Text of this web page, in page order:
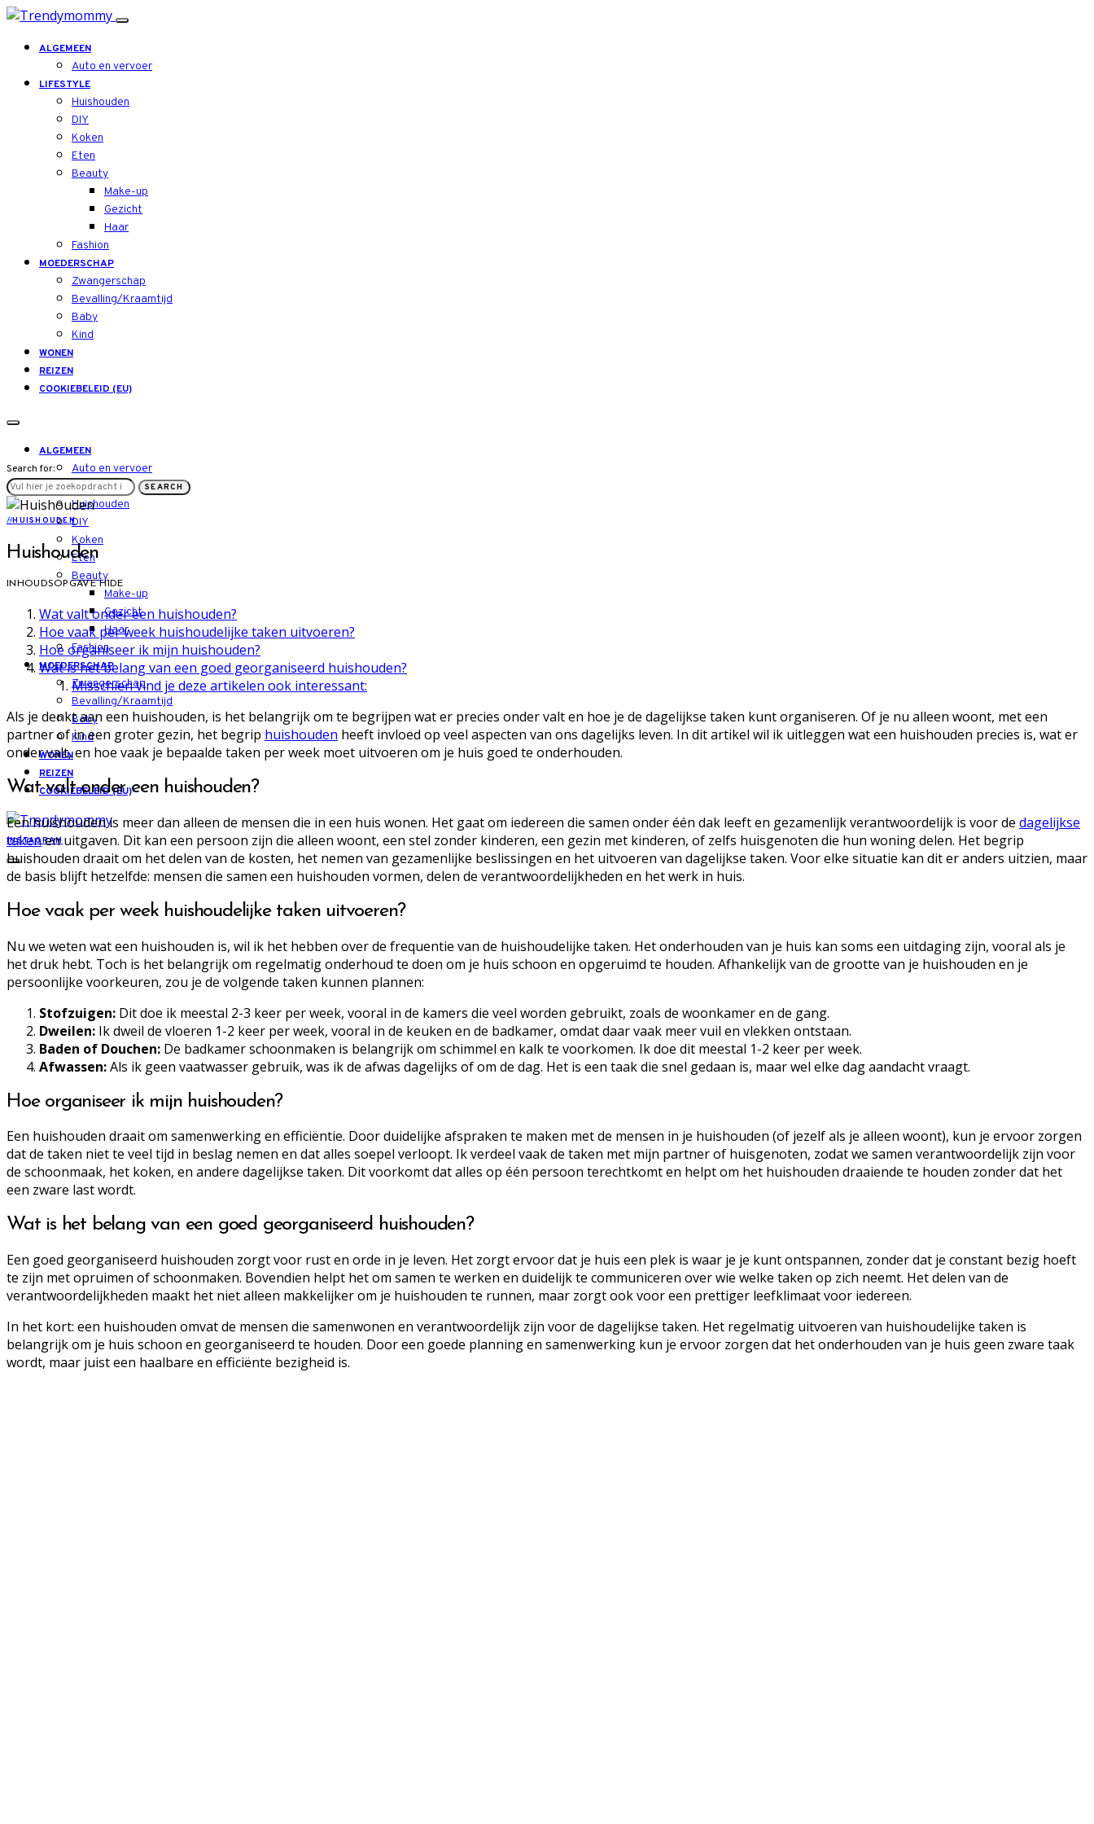
ALGEMEEN
Auto en vervoer
LIFESTYLE
Huishouden
DIY
Koken
Eten
Beauty
Make-up
Gezicht
Haar
Fashion
MOEDERSCHAP
Zwangerschap
Bevalling/Kraamtijd
Baby
Kind
WONEN
REIZEN
COOKIEBELEID (EU)
ALGEMEEN
Auto en vervoer
LIFESTYLE
Huishouden
DIY
Koken
Eten
Beauty
Make-up
Gezicht
Haar
Fashion
MOEDERSCHAP
Zwangerschap
Bevalling/Kraamtijd
Baby
Kind
WONEN
REIZEN
COOKIEBELEID (EU)
INSTAGRAM
Search for:
SEARCH
HHUISHOUDEN
Huishouden
INHOUDSOPGAVEHIDE
Wat valt onder een huishouden?
Hoe vaak per week huishoudelijke taken uitvoeren?
Hoe organiseer ik mijn huishouden?
Wat is het belang van een goed georganiseerd huishouden?
Misschien vind je deze artikelen ook interessant:
Als je denkt aan een huishouden, is het belangrijk om te begrijpen wat er precies onder valt en hoe je de dagelijkse taken kunt organiseren. Of je nu alleen woont, met een
partner of in een groter gezin, het begrip huishouden heeft invloed op veel aspecten van ons dagelijks leven. In dit artikel wil ik uitleggen wat een huishouden precies is, wat er
onder valt, en hoe vaak je bepaalde taken per week moet uitvoeren om je huis goed te onderhouden.
Wat valt onder een huishouden?
Een huishouden is meer dan alleen de mensen die in een huis wonen. Het gaat om iedereen die samen onder één dak leeft en gezamenlijk verantwoordelijk is voor de dagelijkse
takenen uitgaven. Dit kan een persoon zijn die alleen woont, een stel zonder kinderen, een gezin met kinderen, of zelfs huisgenoten die hun woning delen. Het begrip
huishouden draait om het delen van de kosten, het nemen van gezamenlijke beslissingen en het uitvoeren van dagelijkse taken. Voor elke situatie kan dit er anders uitzien, maar
de basis blijft hetzelfde: mensen die samen een huishouden vormen, delen de verantwoordelijkheden en het werk in huis.
Hoe vaak per week huishoudelijke taken uitvoeren?
Nu we weten wat een huishouden is, wil ik het hebben over de frequentie van de huishoudelijke taken. Het onderhouden van je huis kan soms een uitdaging zijn, vooral als je
het druk hebt. Toch is het belangrijk om regelmatig onderhoud te doen om je huis schoon en opgeruimd te houden. Afhankelijk van de grootte van je huishouden en je
persoonlijke voorkeuren, zou je de volgende taken kunnen plannen:
Stofzuigen: Dit doe ik meestal 2-3 keer per week, vooral in de kamers die veel worden gebruikt, zoals de woonkamer en de gang.
Dweilen: Ik dweil de vloeren 1-2 keer per week, vooral in de keuken en de badkamer, omdat daar vaak meer vuil en vlekken ontstaan.
Baden of Douchen: De badkamer schoonmaken is belangrijk om schimmel en kalk te voorkomen. Ik doe dit meestal 1-2 keer per week.
Afwassen:Als ik geen vaatwasser gebruik, was ik de afwas dagelijks of om de dag. Het is een taak die snel gedaan is, maar wel elke dag aandacht vraagt.
Hoe organiseer ik mijn huishouden?
Een huishouden draait om samenwerking en efficiëntie. Door duidelijke afspraken te maken met de mensen in je huishouden (of jezelf als je alleen woont), kun je ervoor zorgen
dat de taken niet te veel tijd in beslag nemen en dat alles soepel verloopt. Ik verdeel vaak de taken met mijn partner of huisgenoten, zodat we samen verantwoordelijk zijn voor
de schoonmaak, het koken, en andere dagelijkse taken. Dit voorkomt dat alles op één persoon terechtkomt en helpt om het huishouden draaiende te houden zonder dat het
een zware last wordt.
Wat is het belang van een goed georganiseerd huishouden?
Een goed georganiseerd huishouden zorgt voor rust en orde in je leven. Het zorgt ervoor dat je huis een plek is waar je je kunt ontspannen, zonder dat je constant bezig hoeft
te zijn met opruimen of schoonmaken. Bovendien helpt het om samen te werken en duidelijk te communiceren over wie welke taken op zich neemt. Het delen van de
verantwoordelijkheden maakt het niet alleen makkelijker om je huishouden te runnen, maar zorgt ook voor een prettiger leefklimaat voor iedereen.
In het kort: een huishouden omvat de mensen die samenwonen en verantwoordelijk zijn voor de dagelijkse taken. Het regelmatig uitvoeren van huishoudelijke taken is
belangrijk om je huis schoon en georganiseerd te houden. Door een goede planning en samenwerking kun je ervoor zorgen dat het onderhouden van je huis geen zware taak
wordt, maar juist een haalbare en efficiënte bezigheid is.